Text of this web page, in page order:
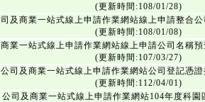
(更新時間:108/01/28)
及商業一站式線上申請作業網站線上申請整合
(更新時間:108/01/08)
業一站式線上申請作業網站線上申請公司名稱
(更新時間:107/03/27)
公司及商業一站式線上申請作業網站公司登記憑
(更新時間:112/04/01)
公司及商業一站式線上申請作業網站104年度科園